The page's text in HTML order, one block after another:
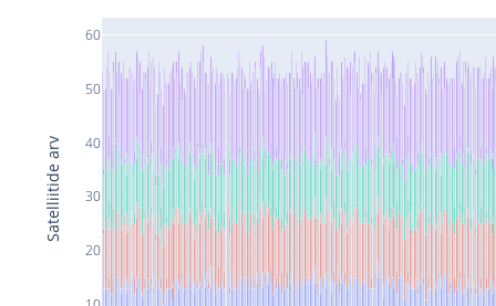
20
30
40
50
60
Satelliitide arv